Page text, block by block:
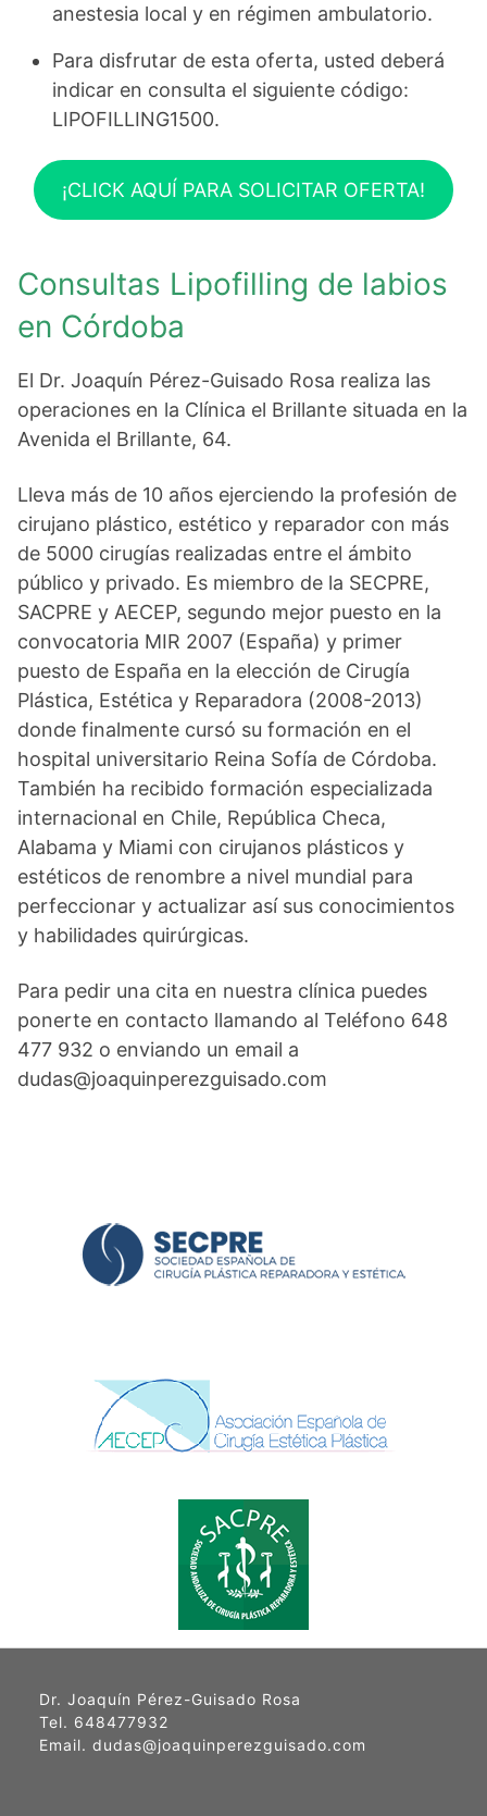
anestesia local y en régimen ambulatorio.
Para disfrutar de esta oferta, usted deberá
indicar en consulta el siguiente código:
LIPOFILLING1500.
¡CLICK AQUÍ PARA SOLICITAR OFERTA!
Consultas Lipofilling de labios
en Córdoba
El Dr. Joaquín Pérez-Guisado Rosa realiza las
operaciones en la Clínica el Brillante situada en la
Avenida el Brillante, 64.
Lleva más de 10 años ejerciendo la profesión de
cirujano plástico, estético y reparador con más
de 5000 cirugías realizadas entre el ámbito
público y privado. Es miembro de la SECPRE,
SACPRE y AECEP, segundo mejor puesto en la
convocatoria MIR 2007 (España) y primer
puesto de España en la elección de Cirugía
Plástica, Estética y Reparadora (2008-2013)
donde finalmente cursó su formación en el
hospital universitario Reina Sofía de Córdoba.
También ha recibido formación especializada
internacional en Chile, República Checa,
Alabama y Miami con cirujanos plásticos y
estéticos de renombre a nivel mundial para
perfeccionar y actualizar así sus conocimientos
y habilidades quirúrgicas.
Para pedir una cita en nuestra clínica puedes
ponerte en contacto llamando al Teléfono 648
477 932 o enviando un email a
dudas@joaquinperezguisado.com
Dr. Joaquín Pérez-Guisado Rosa
Tel. 648477932
Email. dudas@joaquinperezguisado.com